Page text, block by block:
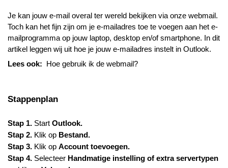
Je kan jouw e-mail overal ter wereld bekijken via onze webmail.
Toch kan het fijn zijn om je e-mailadres toe te voegen aan het e-
mailprogramma op jouw laptop, desktop en/of smartphone. In dit
artikel leggen wij uit hoe je jouw e-mailadres instelt in Outlook.
Lees ook:
Hoe gebruik ik de webmail?
Stappenplan
Stap 1. Start Outlook.
Stap 2. Klik op Bestand.
Stap 3. Klik op Account toevoegen.
Stap 4. Selecteer Handmatige instelling of extra servertypen